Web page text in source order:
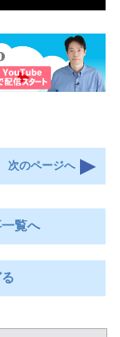
次のページへ
覧へ